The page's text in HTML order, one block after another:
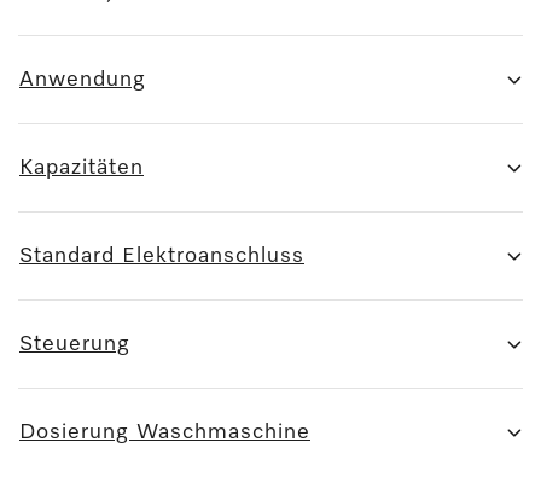
Anwendung
Kapazitäten
Standard Elektroanschluss
Steuerung
Dosierung Waschmaschine